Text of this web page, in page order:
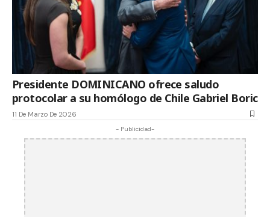
Presidente DOMINICANO ofrece saludo
protocolar a su homólogo de Chile Gabriel Boric
11 De Marzo De 2026
- Publicidad-